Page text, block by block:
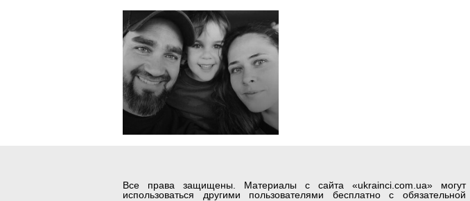
Все права защищены. Материалы с сайта «ukrainci.com.ua» могут
использоваться другими пользователями бесплатно с обязательной